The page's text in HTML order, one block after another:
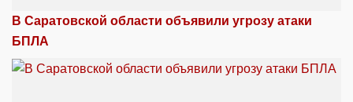
В Саратовской области объявили угрозу атаки
БПЛА